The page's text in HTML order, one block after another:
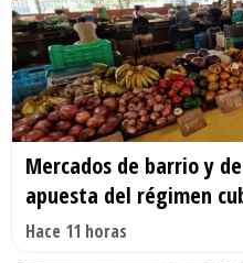
Mercados de barrio y
apuesta del régimen
Hace 11 horas